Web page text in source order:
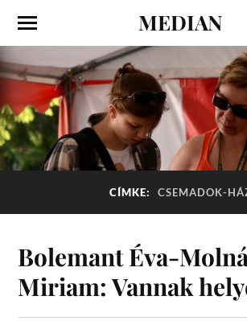
MEDIAN
CÍMKE: CSEMADOK-
Bolemant Éva-
Miriam: Vannak